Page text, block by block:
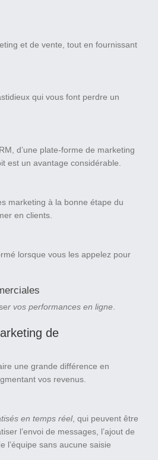
et de vente, tout en fournissant
qui vous font perdre un
d’une plate-forme de marketing
est un avantage considérable.
marketing à la bonne étape du
en clients.
lorsque vous les appelez pour
r vos performances en ligne
de
une grande différence en
vos revenus.
en temps réel, qui peuvent être
l’envoi de messages, l’ajout de
l’équipe sans aucune saisie